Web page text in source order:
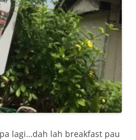
lagi…dah lah breakfast pau